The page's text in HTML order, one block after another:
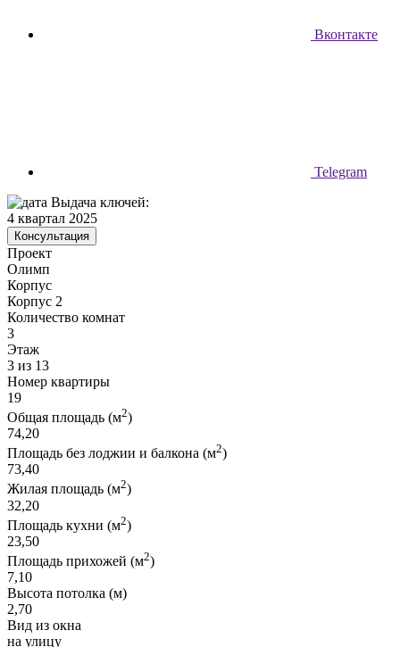
Вконтакте
Telegram
Выдача ключей:
4 квартал 2025
Консультация
Проект
Олимп
Корпус
Корпус 2
Количество комнат
3
Этаж
3 из 13
Номер квартиры
19
Общая площадь (м2)
74,20
Площадь без лоджии и балкона (м2)
73,40
Жилая площадь (м2)
32,20
Площадь кухни (м2)
23,50
Площадь прихожей (м2)
7,10
Высота потолка (м)
2,70
Вид из окна
на улицу